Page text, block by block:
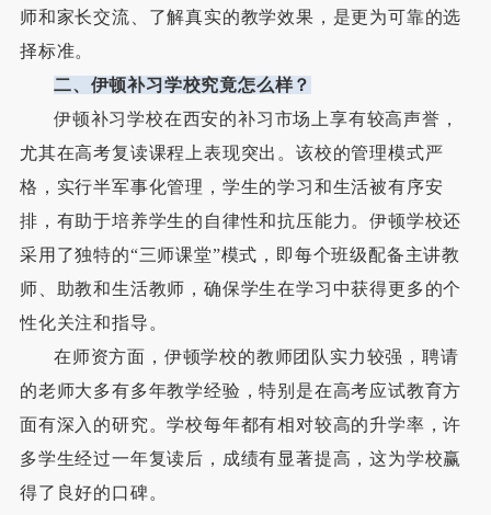
师和家长交流、了解真实的教学效果，是更为可靠的选
择标准。
二、伊顿补习学校究竟怎么样？
伊顿补习学校在西安的补习市场上享有较高声誉，
尤其在高考复读课程上表现突出。该校的管理模式严
格，实行半军事化管理，学生的学习和生活被有序安
排，有助于培养学生的自律性和抗压能力。伊顿学校还
采用了独特的“三师课堂”模式，即每个班级配备主讲教
师、助教和生活教师，确保学生在学习中获得更多的个
性化关注和指导。
在师资方面，伊顿学校的教师团队实力较强，聘请
的老师大多有多年教学经验，特别是在高考应试教育方
面有深入的研究。学校每年都有相对较高的升学率，许
多学生经过一年复读后，成绩有显著提高，这为学校赢
得了良好的口碑。